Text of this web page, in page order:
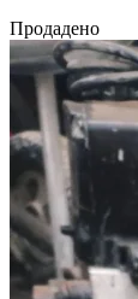
Продадено